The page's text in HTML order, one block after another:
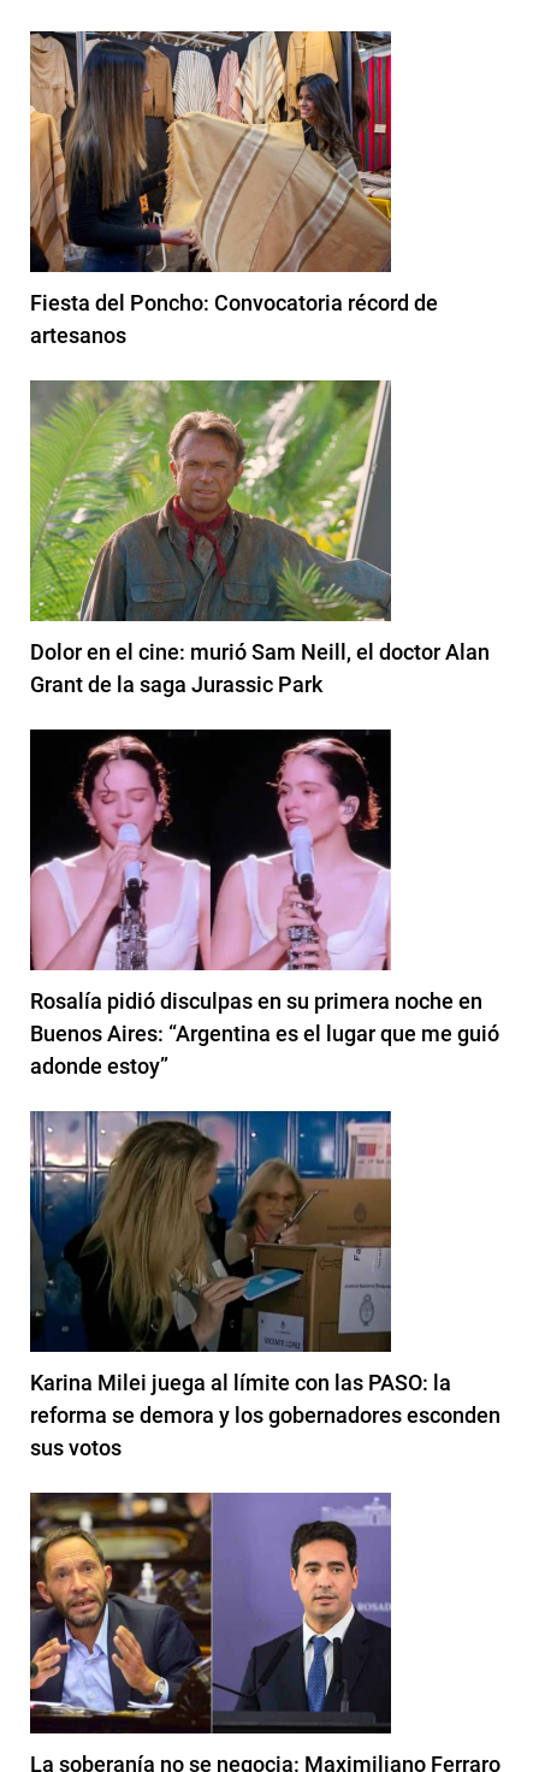
Fiesta del Poncho: Convocatoria récord de
artesanos
Dolor en el cine: murió Sam Neill, el doctor Alan
Grant de la saga Jurassic Park
Rosalía pidió disculpas en su primera noche en
Buenos Aires: “Argentina es el lugar que me guió
adonde estoy”
Karina Milei juega al límite con las PASO: la
reforma se demora y los gobernadores esconden
sus votos
La soberanía no se negocia: Maximiliano Ferraro